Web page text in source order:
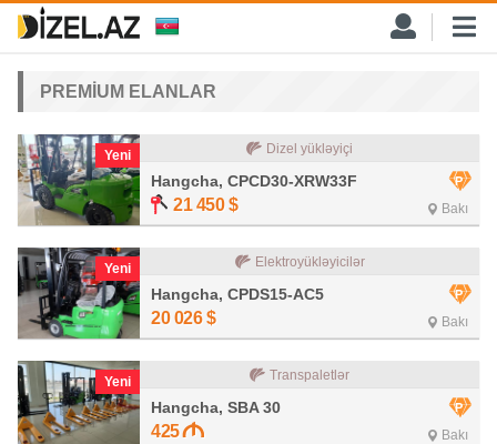
PREMİUM ELANLAR
Yeni Dizel yükləyiçi
Hangcha, CPCD30-XRW33F
21 450 $ Bakı
Yeni Elektroyükləyicilər
Hangcha, CPDS15-AC5
20 026 $ Bakı
Yeni Transpaletlər
Hangcha, SBA 30
425 Bakı